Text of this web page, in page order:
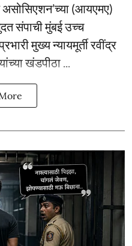
असोसिएशन’च्या (आयएमए)
संपाची मुंबई उच्च
मुख्य न्यायमूर्ती रवींद्र
खंडपीठा ...